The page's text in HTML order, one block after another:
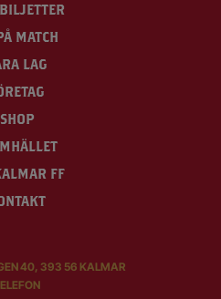
MATCH
LAG
SHOP
FF
40, 393 56 KALMAR